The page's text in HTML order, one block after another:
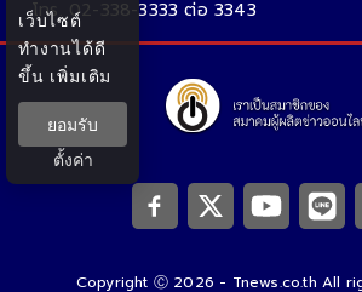
ติดต่อโฆษณา ออนไลน์
ติดต่อโฆษณาออนไลน์
คุณอ้อ
Email : thainewsonline@nationgroup.com
Tel: 0814407654
ติดต่อฝ่ายข่าว
โทร. 02-338-3333 ต่อ 3343
เว็บไซต์
ทำงานได้ดี
ขึ้น เพิ่มเติม
ยอมรับ
ตั้งค่า